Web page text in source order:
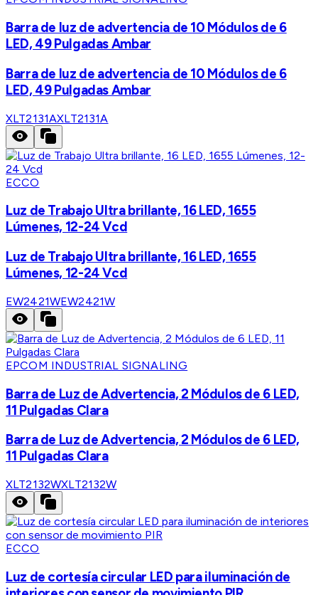
Barra de luz de advertencia de 10 Módulos de 6
LED, 49 Pulgadas Ambar
Barra de luz de advertencia de 10 Módulos de 6
LED, 49 Pulgadas Ambar
XLT2131AXLT2131A
ECCO
Luz de Trabajo Ultra brillante, 16 LED, 1655
Lúmenes, 12-24 Vcd
Luz de Trabajo Ultra brillante, 16 LED, 1655
Lúmenes, 12-24 Vcd
EW2421WEW2421W
EPCOM INDUSTRIAL SIGNALING
Barra de Luz de Advertencia, 2 Módulos de 6 LED,
11 Pulgadas Clara
Barra de Luz de Advertencia, 2 Módulos de 6 LED,
11 Pulgadas Clara
XLT2132WXLT2132W
ECCO
Luz de cortesía circular LED para iluminación de